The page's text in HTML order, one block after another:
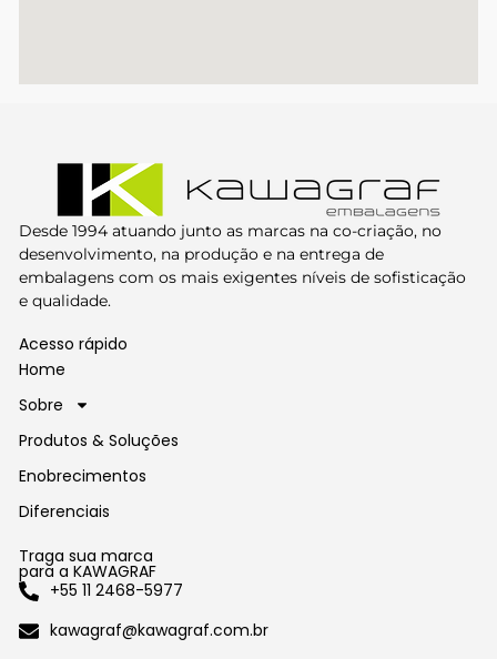
Desde 1994 atuando junto as marcas na co-criação, no
desenvolvimento, na produção e na entrega de
embalagens com os mais exigentes níveis de sofisticação
e qualidade.
Acesso rápido
Home
Sobre
Produtos & Soluções
Enobrecimentos
Diferenciais
Traga sua marca
para a KAWAGRAF
+55 11 2468-5977
kawagraf@kawagraf.com.br